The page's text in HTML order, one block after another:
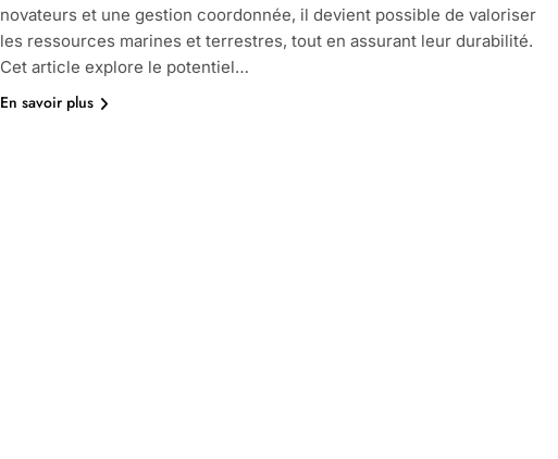
novateurs et une gestion coordonnée, il devient possible de valoriser
les ressources marines et terrestres, tout en assurant leur durabilité.
Cet article explore le potentiel…
En savoir plus